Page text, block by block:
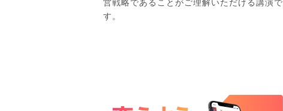
営戦略であることがご理解いただける講演で
す。